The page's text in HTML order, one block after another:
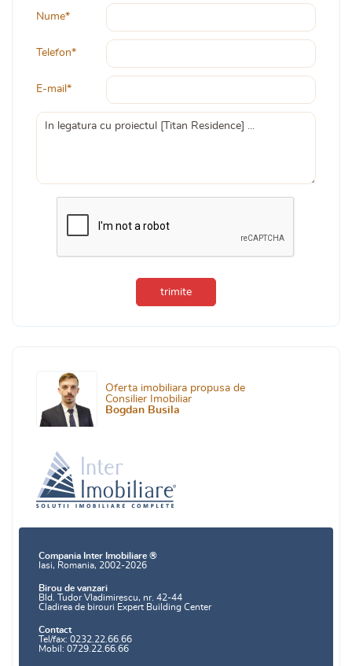
Nume*
Telefon*
E-mail*
trimite
Oferta imobiliara propusa de
Consilier Imobiliar
Bogdan Busila
Compania Inter Imobiliare ®
Iasi, Romania, 2002-2026
Birou de vanzari
Bld. Tudor Vladimirescu, nr. 42-44
Cladirea de birouri Expert Building Center
Contact
Tel/fax: 0232.22.66.66
Mobil: 0729.22.66.66